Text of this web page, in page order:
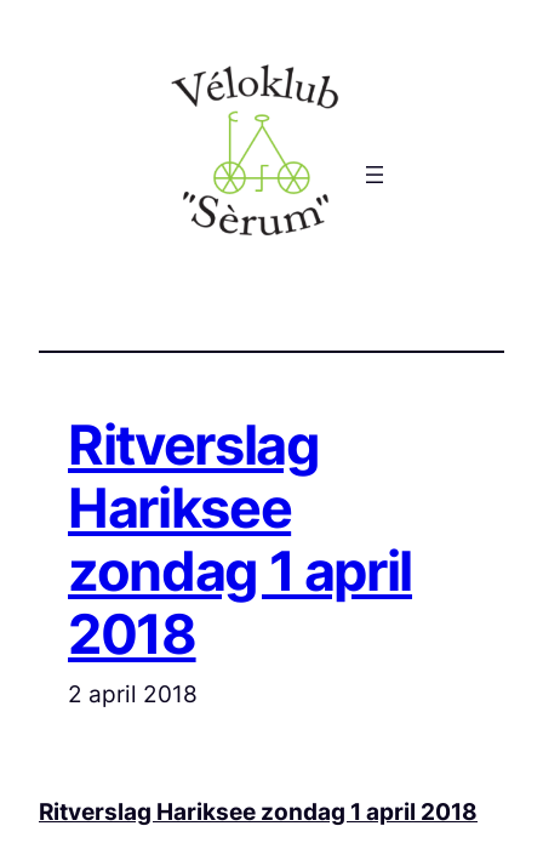
Ritverslag
Hariksee
zondag 1 april
2018
2 april 2018
Ritverslag Hariksee zondag 1 april 2018